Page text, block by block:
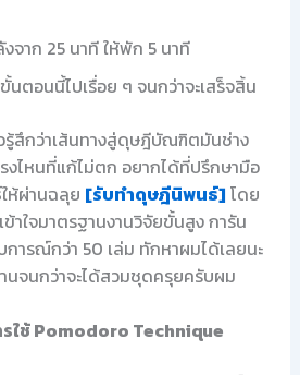
จาก 25 นาที ให้พัก 5 นาที
นตอนนี้ไปเรื่อย ๆ จนกว่าจะเสร็จสิ้น
รู้สึกว่าเส้นทางสู่ดุษฎีบัณฑิตมันช่าง
ไหนที่แก้ไม่ตก อยากได้ที่ปรึกษามือ
ห้ผ่านฉลุย [รับทำดุษฎีนิพนธ์] โดย
าใจมาตรฐานงานวิจัยขั้นสูง การัน
การณ์กว่า 50 เล่ม ทักหาผมได้เลยนะ
นจนกว่าจะได้สวมชุดครุยครับผม
ใช้ Pomodoro Technique